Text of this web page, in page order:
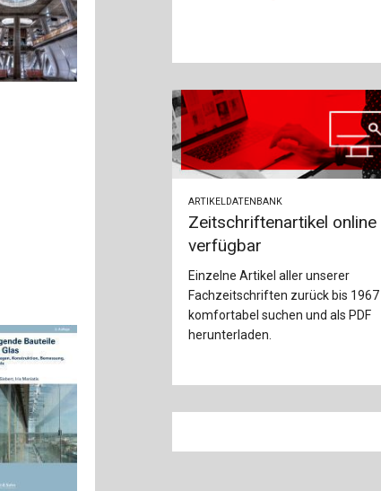
Tunnelbau
Verbundbau
ARTIKELDATENBANK
Zeitschriftenartikel online
verfügbar
Einzelne Artikel aller unserer
Fachzeitschriften zurück bis 1967
komfortabel suchen und als PDF
herunterladen.